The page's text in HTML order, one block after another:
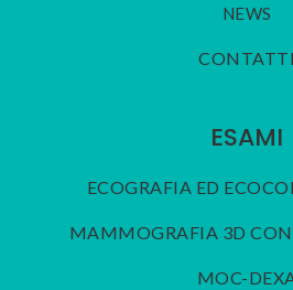
NEWS
CONTATTI
ESAMI
ECOGRAFIA ED
MAMMOGRAFIA 3D
MOC-